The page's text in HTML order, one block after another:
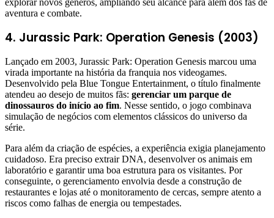
explorar novos gêneros, ampliando seu alcance para além dos fãs de
aventura e combate.
4. Jurassic Park: Operation Genesis (2003)
Lançado em 2003, Jurassic Park: Operation Genesis marcou uma
virada importante na história da franquia nos videogames.
Desenvolvido pela Blue Tongue Entertainment, o título finalmente
atendeu ao desejo de muitos fãs: gerenciar um parque de
dinossauros do início ao fim. Nesse sentido, o jogo combinava
simulação de negócios com elementos clássicos do universo da
série.
Para além da criação de espécies, a experiência exigia planejamento
cuidadoso. Era preciso extrair DNA, desenvolver os animais em
laboratório e garantir uma boa estrutura para os visitantes. Por
conseguinte, o gerenciamento envolvia desde a construção de
restaurantes e lojas até o monitoramento de cercas, sempre atento a
riscos como falhas de energia ou tempestades.